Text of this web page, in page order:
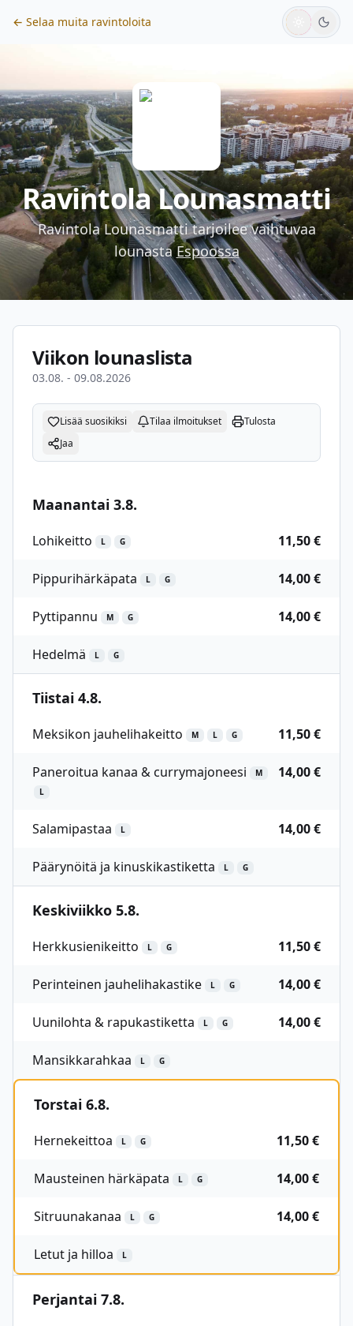
← Selaa muita ravintoloita
Ravintola Lounasmatti
Ravintola Lounasmattitarjoilee vaihtuvaa
lounasta Espoossa
Viikon lounaslista
03.08. - 09.08.2026
Lisää suosikiksi Tilaa ilmoitukset
Tulosta
Jaa
Maanantai 3.8.
Lohikeitto L G 11,50 €
Pippurihärkäpata L G 14,00 €
Pyttipannu M G 14,00 €
Hedelmä L G
Tiistai 4.8.
Meksikon jauhelihakeitto M L G 11,50 €
Paneroitua kanaa & currymajoneesi
M
L
14,00 €
Salamipastaa L 14,00 €
Päärynöitä ja kinuskikastiketta L G
Keskiviikko 5.8.
Herkkusienikeitto L G 11,50 €
Perinteinen jauhelihakastike L G 14,00 €
Uunilohta & rapukastiketta L G 14,00 €
Mansikkarahkaa L G
Torstai 6.8.
Hernekeittoa L G 11,50 €
Mausteinen härkäpata L G 14,00 €
Sitruunakanaa L G 14,00 €
Letut ja hilloa L
Perjantai 7.8.